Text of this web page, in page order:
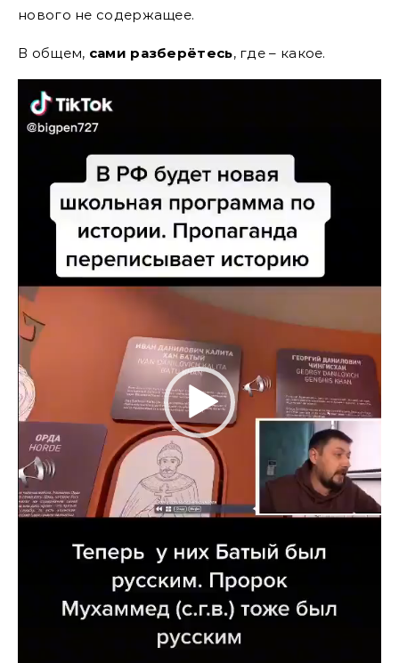
нового не содержащее.
В общем, сами разберётесь, где – какое.
Видеоплеер